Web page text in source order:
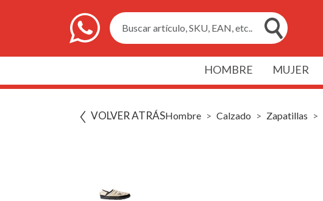
Buscar artículo, SKU, EAN, etc..
HOMBRE MUJER
VOLVER ATRÁSHombre Calzado Zapatillas